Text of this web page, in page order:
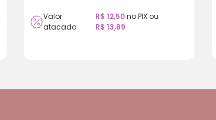
Valor
atacado
R$ 12,50no PIX ou
R$ 13,89